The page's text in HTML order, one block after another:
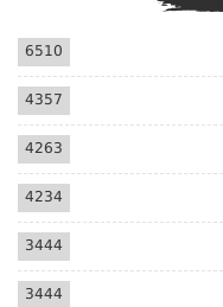
6510
4357
4263
4234
3444
3444